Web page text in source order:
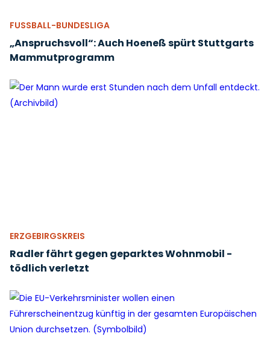
FUSSBALL-BUNDESLIGA
„Anspruchsvoll“: Auch Hoeneß spürt Stuttgarts
Mammutprogramm
ERZGEBIRGSKREIS
Radler fährt gegen geparktes Wohnmobil -
tödlich verletzt